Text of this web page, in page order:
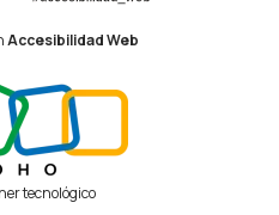
Accesibilidad Web
tecnológico